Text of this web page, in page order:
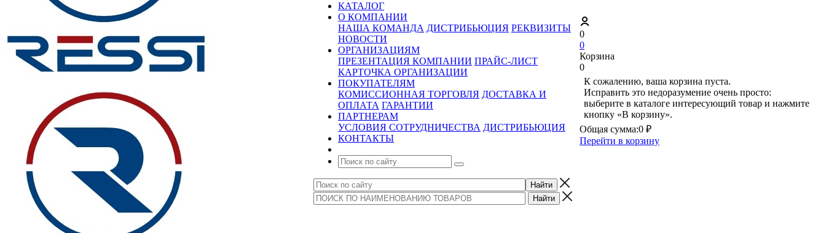
КАТАЛОГ
О КОМПАНИИ
НАША КОМАНДА ДИСТРИБЬЮЦИЯ РЕКВИЗИТЫ
НОВОСТИ
ОРГАНИЗАЦИЯМ
ПРЕЗЕНТАЦИЯ КОМПАНИИ ПРАЙС-ЛИСТ
КАРТОЧКА ОРГАНИЗАЦИИ
ПОКУПАТЕЛЯМ
КОМИССИОННАЯ ТОРГОВЛЯ ДОСТАВКА И
ОПЛАТА ГАРАНТИИ
ПАРТНЕРАМ
УСЛОВИЯ СОТРУДНИЧЕСТВА ДИСТРИБЬЮЦИЯ
КОНТАКТЫ
0
0
Корзина
0
К сожалению, ваша корзина пуста.
Исправить это недоразумение очень просто:
выберите в каталоге интересующий товар и нажмите
кнопку «В корзину».
Общая сумма:0 ₽
Перейти в корзину